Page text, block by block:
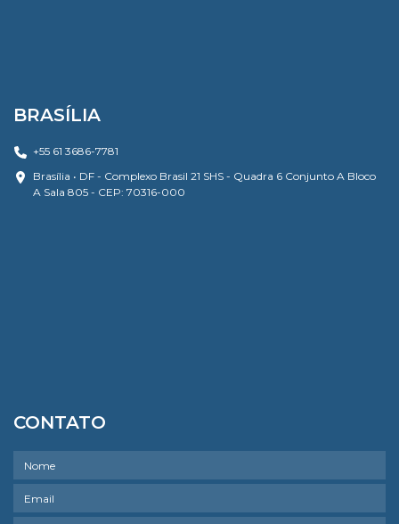
BRASÍLIA
+55 61 3686-7781
Brasília • DF - Complexo Brasil 21 SHS - Quadra 6 Conjunto A Bloco
A Sala 805 - CEP: 70316-000
CONTATO